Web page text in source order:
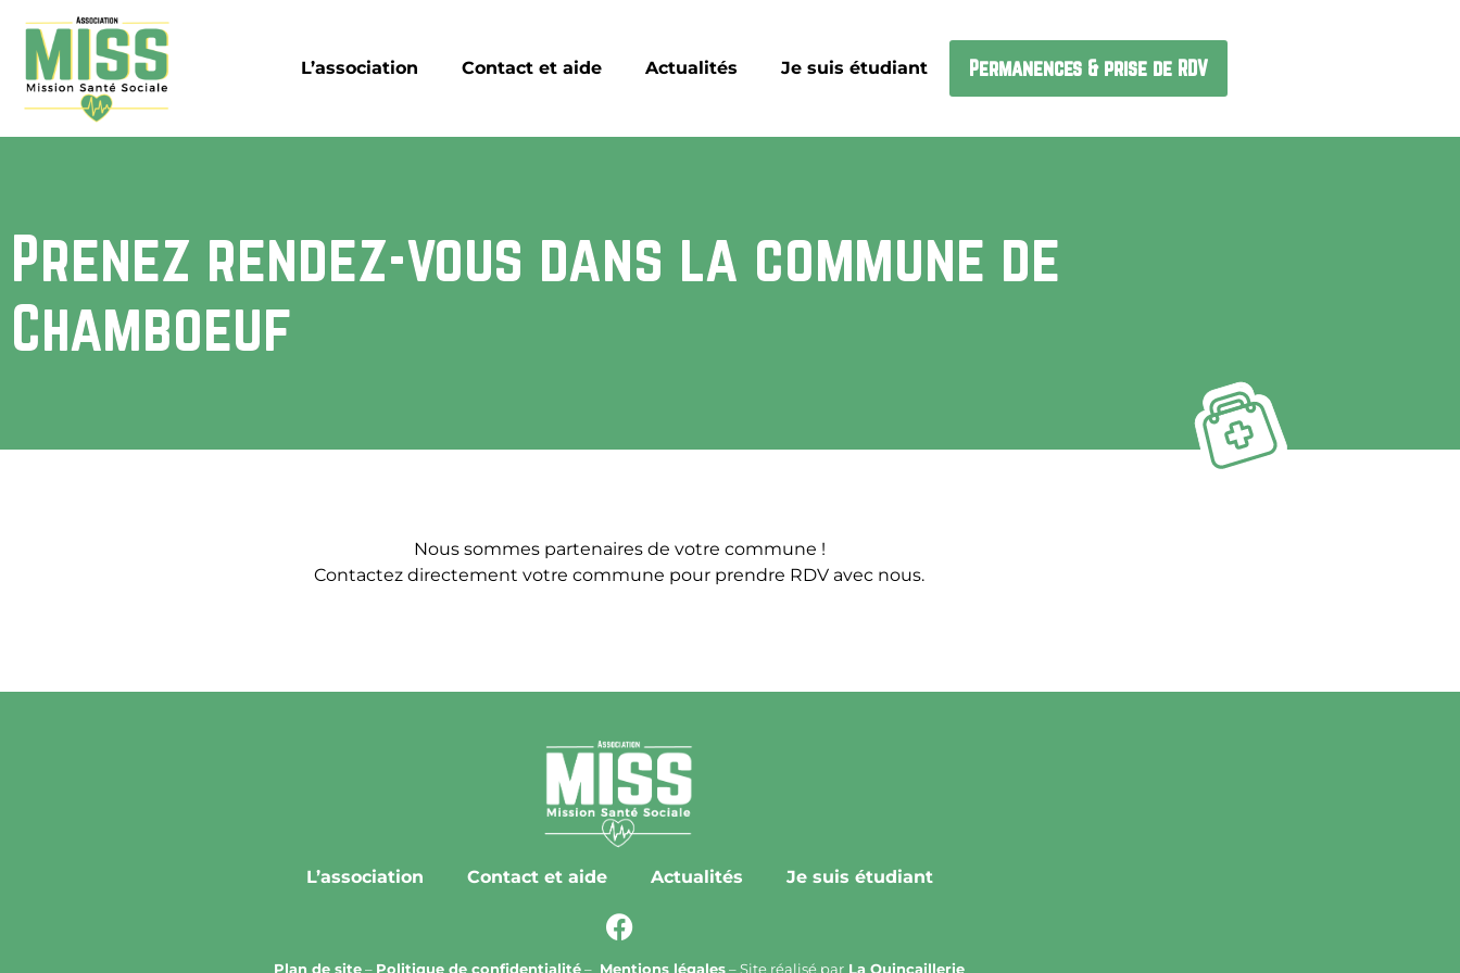
L’association Contact et aide Actualités Je suis étudiant Permanences & prise de RDV
Prenez rendez-vous dans la commune de
Chamboeuf
Nous sommes partenaires de votre commune !
Contactez directement votre commune pour prendre RDV avec nous.
L’association Contact et aide Actualités Je suis étudiant
Plan de site– Politique de confidentialité– Mentions légales– Site réalisé par La Quincaillerie